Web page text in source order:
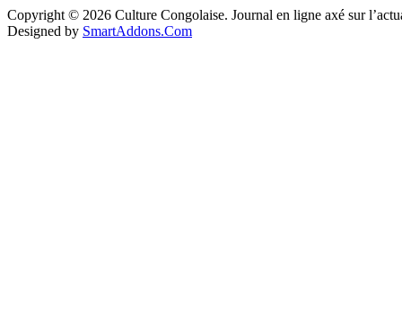
Copyright © 2026 Culture Congolaise. Journal en ligne axé sur
Designed by SmartAddons.Com